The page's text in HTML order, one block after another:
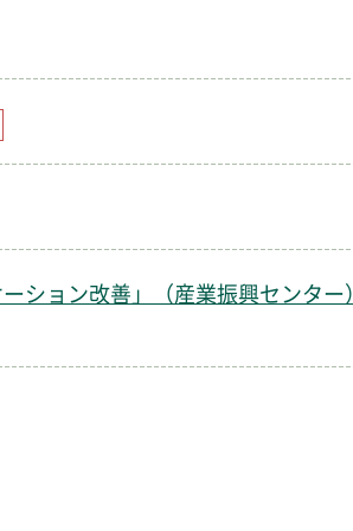
ション改善」（産業振興センター）